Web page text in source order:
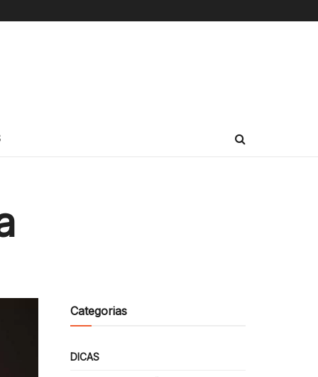
Categorias
DICAS